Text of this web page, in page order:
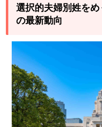
的夫
婦別
めぐ
る現
状と
2025-
2026
年の
最新
選択的夫婦別姓を
の最新動向